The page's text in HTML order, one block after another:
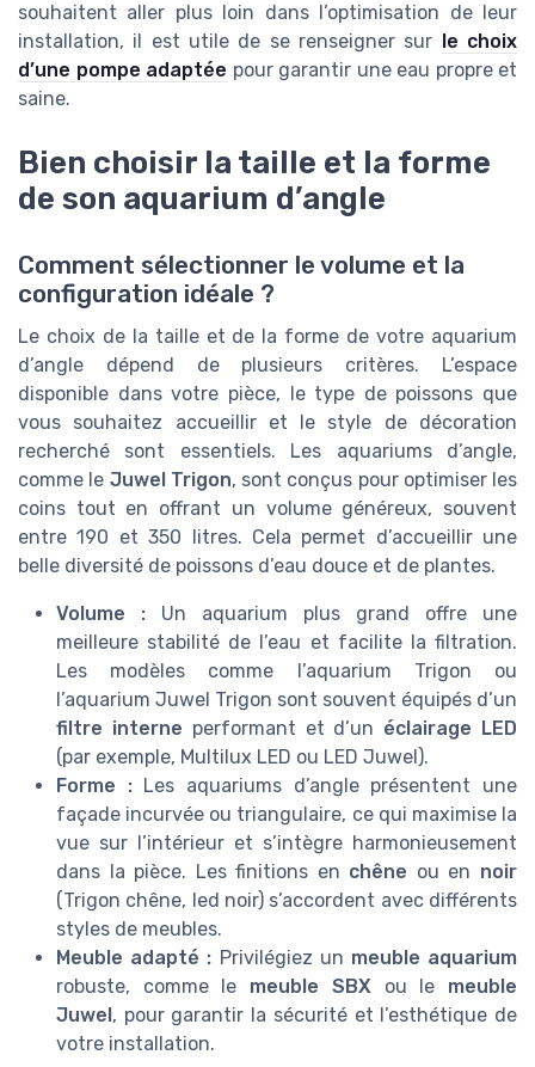
souhaitent aller plus loin dans l’optimisation de leur
installation, il est utile de se renseigner sur le choix
d’une pompe adaptée pour garantir une eau propre et
saine.
Bien choisir la taille et la forme
de son aquarium d’angle
Comment sélectionner le volume et la
configuration idéale ?
Le choix de la taille et de la forme de votre aquarium
d’angle dépend de plusieurs critères. L’espace
disponible dans votre pièce, le type de poissons que
vous souhaitez accueillir et le style de décoration
recherché sont essentiels. Les aquariums d’angle,
comme le Juwel Trigon, sont conçus pour optimiser les
coins tout en offrant un volume généreux, souvent
entre 190 et 350 litres. Cela permet d’accueillir une
belle diversité de poissons d’eau douce et de plantes.
Volume : Un aquarium plus grand offre une
meilleure stabilité de l’eau et facilite la filtration.
Les modèles comme l’aquarium Trigon ou
l’aquarium Juwel Trigon sont souvent équipés d’un
filtre interne performant et d’un éclairage LED
(par exemple, Multilux LED ou LED Juwel).
Forme :Les aquariums d’angle présentent une
façade incurvée ou triangulaire, ce qui maximise la
vue sur l’intérieur et s’intègre harmonieusement
dans la pièce. Les finitions en chêne ou en noir
(Trigon chêne, led noir) s’accordent avec différents
styles de meubles.
Meuble adapté : Privilégiez un meuble aquarium
robuste, comme le meuble SBXou le meuble
Juwel , pour garantir la sécurité et l’esthétique de
votre installation.